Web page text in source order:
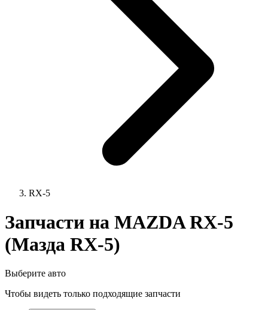
RX-5
Запчасти на MAZDA RX-5
(Мазда RX-5)
Выберите авто
Чтобы видеть только подходящие запчасти